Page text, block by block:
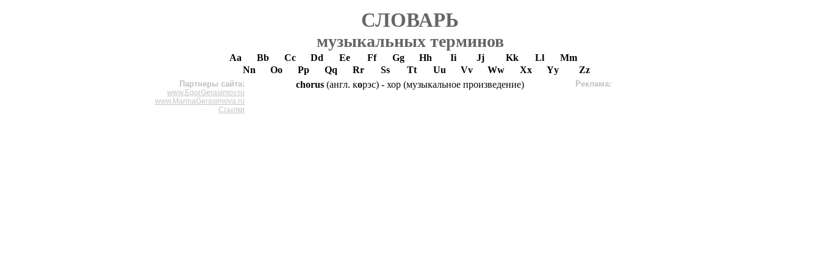
СЛОВАРЬ
музыкальных терминов
Aa Bb Cc Dd Ee Ff Gg Hh Ii Jj Kk Ll
Mm
Nn
Oo Pp Qq Rr Ss Tt Uu Vv Ww Xx Yy Zz
Партнеры сайта:
www.EgorGerasimov.ru
www.MarinaGerasimova.ru
Ссылки
chorus (англ. корэс) - хор (музыкальное произведение) Реклама: